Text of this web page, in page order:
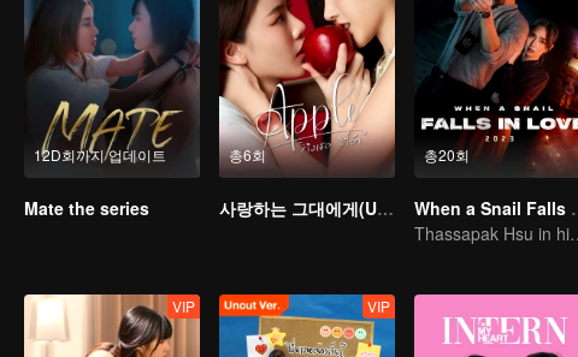
12D회까지 업데이트
Mate the series
총6회
사랑하는 그대에게(Un cut Ver.)
총20회
When a
Thassapak Hsu in his
VIP VIP